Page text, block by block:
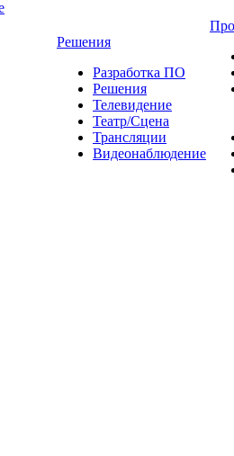
Решения
Разработка ПО
Решения
Телевидение
Театр/Сцена
Трансляции
Видеонаблюдение